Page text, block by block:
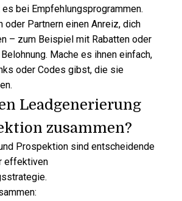
es bei Empfehlungsprogrammen.
oder Partnern einen Anreiz, dich
– zum Beispiel mit Rabatten oder
Mache es ihnen einfach,
oder Codes gibst, die sie
Leadgenerierung
zusammen?
Prospektion sind entscheidende
effektiven